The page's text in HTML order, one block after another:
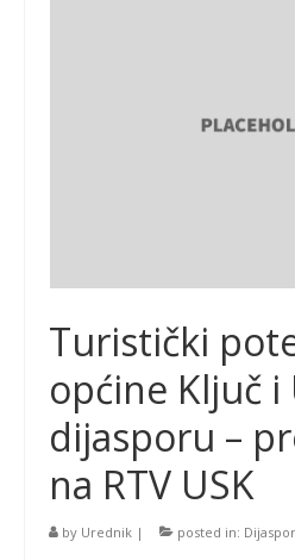
Turistički
općine Ključ i
dijasporu –
na RTV USK
by Urednik | posted in: